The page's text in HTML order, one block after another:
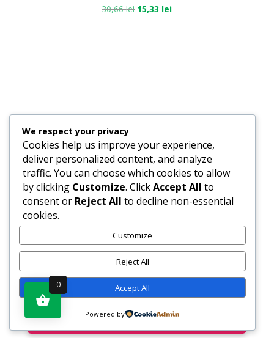
30,66lei 15,33 lei
Termeni, Condiții & Protecția Datelor (GDPR)
www.recenzii-carti.ro ©2026 Toate drepturile rezervate
Site realizat de
We respect your privacy
Cookies help us improve your experience,
deliver personalized content, and analyze
traffic. You can choose which cookies to allow
by clicking Customize. ClickAccept All to
consent or Reject All to decline non-essential
cookies.
Customize
Reject All
Accept All
Powered by
0
Vezi produsul în magazin